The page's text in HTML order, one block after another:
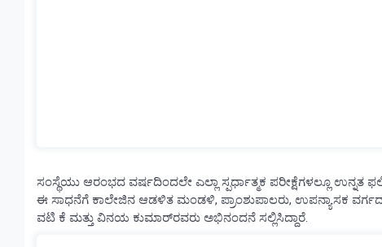
ಸಂಸ್ಥೆಯು ಆರಂಭದ ವರ್ಷದಿಂದಲೇ ಎಲ್ಲಾ ಸ್ಪರ್ಧಾತ್ಮಕ ಪರೀಕ್ಷೆಗಳಲ್ಲೂ
ಈ ಸಾಧನೆಗೆ ಕಾಲೇಜಿನ ಆಡಳಿತ ಮಂಡಳಿ, ಪ್ರಾಂಶುಪಾಲರು, ಉಪನ್ಯಾಸಕ
ವಟಿ ಕೆ ಮತ್ತು ವಿನಯ ಕುಮಾರ್‌ರವರು ಅಭಿನಂದನೆ ಸಲ್ಲಿಸಿದ್ದಾರೆ.